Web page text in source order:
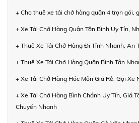
+ Cho thuê xe tải chở hàng quận 4 trọn gói,
+ Xe Tải Chở Hàng Quận Tân Bình Uy Tín,
+ Thuê Xe Tải Chở Hàng Đi Tỉnh Nhanh, An
+ Thuê Xe Tải Chở Hàng Quận Bình Tân
+ Xe Tải Chở Hàng Hóc Môn Giá Rẻ, Gọi Xe
+ Xe Tải Chở Hàng Bình Chánh Uy Tín, Giá
Chuyển Nhanh